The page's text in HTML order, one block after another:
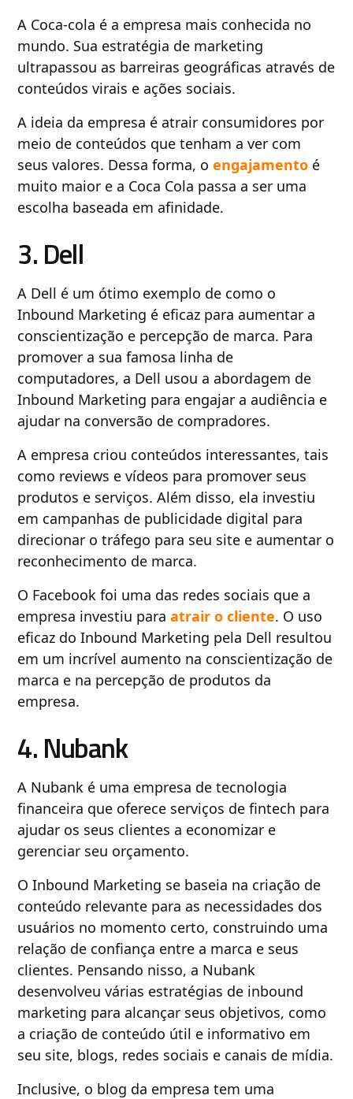
A Coca-cola é a empresa mais conhecida no
mundo. Sua estratégia de marketing
ultrapassou as barreiras geográficas através de
conteúdos virais e ações sociais.
A ideia da empresa é atrair consumidores por
meio de conteúdos que tenham a ver com
seus valores. Dessa forma, oengajamento é
muito maior e a Coca Cola passa a ser uma
escolha baseada em afinidade.
3. Dell
A Dell é um ótimo exemplo de como o
Inbound Marketing é eficaz para aumentar a
conscientização e percepção de marca. Para
promover a sua famosa linha de
computadores, a Dell usou a abordagem de
Inbound Marketing para engajar a audiência e
ajudar na conversão de compradores.
A empresa criou conteúdos interessantes, tais
como reviews e vídeos para promover seus
produtos e serviços. Além disso, ela investiu
em campanhas de publicidade digital para
direcionar o tráfego para seu site e aumentar o
reconhecimento de marca.
O Facebook foi uma das redes sociais que a
empresa investiu paraatrair o cliente. O uso
eficaz do Inbound Marketing pela Dell resultou
em um incrível aumento na conscientização de
marca e na percepção de produtos da
empresa.
4. Nubank
A Nubank é uma empresa de tecnologia
financeira que oferece serviços de fintech para
ajudar os seus clientes a economizar e
gerenciar seu orçamento.
O Inbound Marketing se baseia na criação de
conteúdo relevante para as necessidades dos
usuários no momento certo, construindo uma
relação de confiança entre a marca e seus
clientes. Pensando nisso, a Nubank
desenvolveu várias estratégias de inbound
marketing para alcançar seus objetivos, como
a criação de conteúdo útil e informativo em
seu site, blogs, redes sociais e canais de mídia.
Inclusive, o blog da empresa tem uma